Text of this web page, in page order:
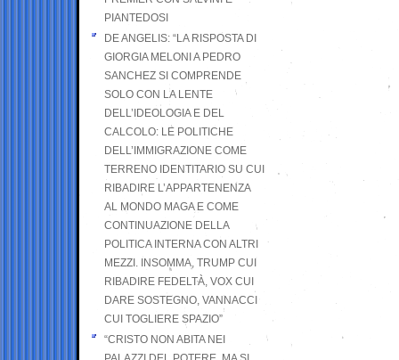
PIANTEDOSI
DE ANGELIS: “LA RISPOSTA DI
GIORGIA MELONI A PEDRO
SANCHEZ SI COMPRENDE
SOLO CON LA LENTE
DELL’IDEOLOGIA E DEL
CALCOLO: LE POLITICHE
DELL’IMMIGRAZIONE COME
TERRENO IDENTITARIO SU CUI
RIBADIRE L’APPARTENENZA
AL MONDO MAGA E COME
CONTINUAZIONE DELLA
POLITICA INTERNA CON ALTRI
MEZZI. INSOMMA, TRUMP CUI
RIBADIRE FEDELTÀ, VOX CUI
DARE SOSTEGNO, VANNACCI
CUI TOGLIERE SPAZIO”
“CRISTO NON ABITA NEI